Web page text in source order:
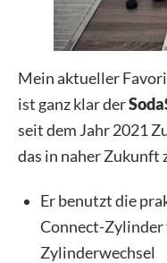
Mein aktueller
ist ganz klar der
seit dem Jahr 2021
das in naher Zukunft
Er benutzt die
Connect-Zylinder
Zylinderwechsel